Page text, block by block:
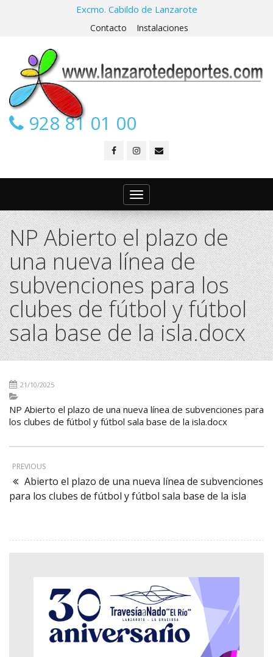
Excmo. Cabildo de Lanzarote
Contacto Instalaciones
928 81 01 00
Toggle
navigation
NP Abierto el plazo de
una nueva línea de
subvenciones para los
clubes de fútbol y fútbol
sala base de la isla.docx
21/10/2025
NP Abierto el plazo de una nueva línea de subvenciones para
los clubes de fútbol y fútbol sala base de la isla.docx
PREVIOUS
Abierto el plazo de una nueva línea de subvenciones
para los clubes de fútbol y fútbol sala base de la isla